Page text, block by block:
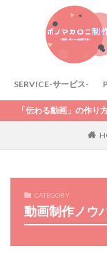
SERVICE-サービス-
」の作り方をSNSで発信中
CATEGORY
動画制作ノウ